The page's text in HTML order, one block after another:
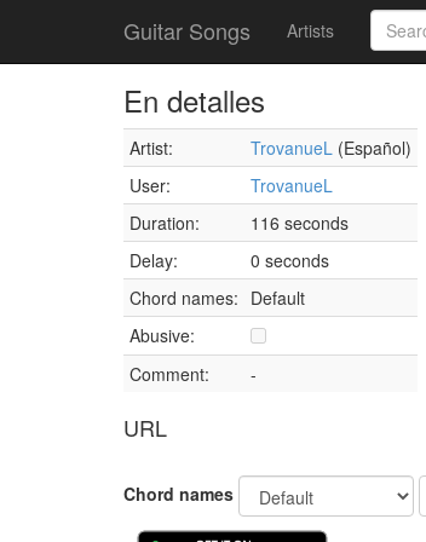
Guitar Songs Artists
En detalles
Artist: TrovanueL (Español)
User:
TrovanueL
Duration:
116 seconds
Delay:
0 seconds
Chord names: Default
Abusive:
Comment:
-
URL
Chord names